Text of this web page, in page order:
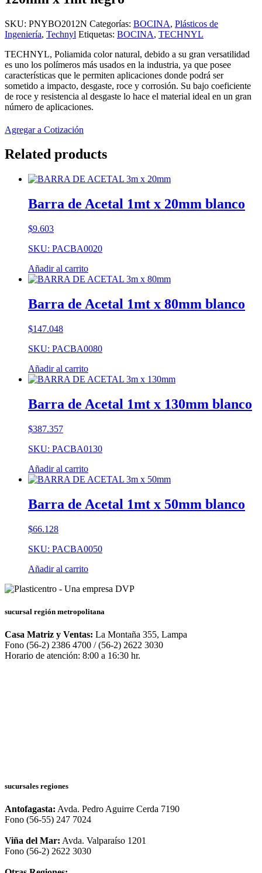
SKU: PNYBO2012N Categorías: BOCINA, Plásticos de
Ingeniería, Technyl Etiquetas: BOCINA, TECHNYL
TECHNYL, Poliamida color natural, debido a su gran versatilidad
es uno los polímeros más usados en la industria, ya que posee
características que le permiten aplicaciones donde podrá ser
sometido a impacto, desgaste, roce y corrosión. Su bajo coeficiente
de roce y resistencia al desgaste lo hace el material ideal en un gran
número de aplicaciones.
Agregar a Cotización
Related products
Barra de Acetal 1mt x 20mm blanco
$9.603
SKU: PACBA0020
Añadir al carrito
Barra de Acetal 1mt x 80mm blanco
$147.048
SKU: PACBA0080
Añadir al carrito
Barra de Acetal 1mt x 130mm blanco
$387.357
SKU: PACBA0130
Añadir al carrito
Barra de Acetal 1mt x 50mm blanco
$66.128
SKU: PACBA0050
Añadir al carrito
sucursal región metropolitana
Casa Matriz y Ventas: La Montaña 355, Lampa
Fono (56-2) 2386 4700 / (56-2) 2622 3030
Horario de atención: 8:00 a 16:30 hr.
sucursales regiones
Antofagasta: Avda. Pedro Aguirre Cerda 7190
Fono (56-55) 247 7024
Viña del Mar: Avda. Valparaíso 1201
Fono (56-2) 2622 3030